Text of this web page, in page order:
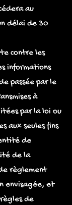
au
délai de 30
contre les
informations
passée par le
à
par la loi ou
aux seules fins
de
de la
règlement
envisagée, et
de